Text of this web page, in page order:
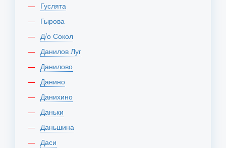
Гуслята
Гырова
Д/о Сокол
Данилов Луг
Данилово
Данино
Данихино
Даньки
Даньшина
Даси